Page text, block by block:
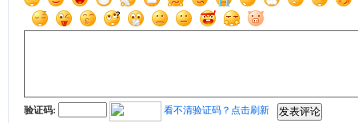
验证码: 看不清验证码？点击刷新